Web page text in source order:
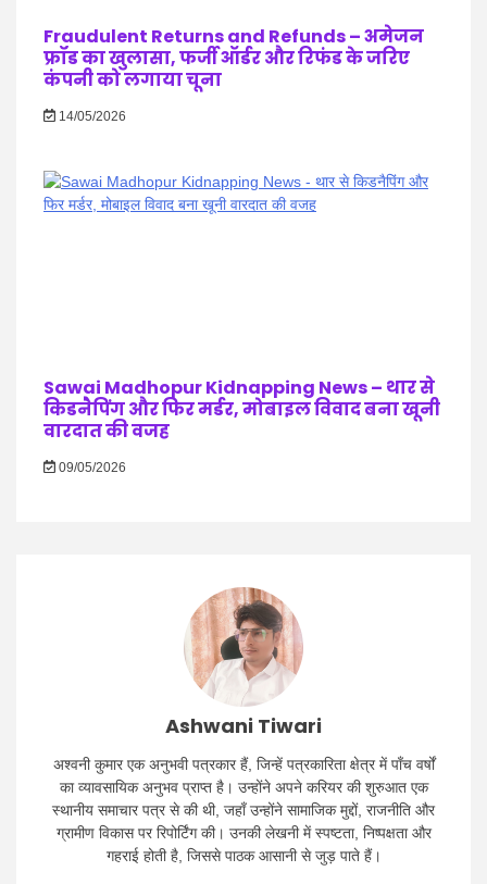
Fraudulent Returns and Refunds – अमेजन
फ्रॉड का खुलासा, फर्जी ऑर्डर और रिफंड के जरिए
कंपनी को लगाया चूना
14/05/2026
Sawai Madhopur Kidnapping News – थार से
किडनैपिंग और फिर मर्डर, मोबाइल विवाद बना खूनी
वारदात की वजह
09/05/2026
Ashwani Tiwari
अश्वनी कुमार एक अनुभवी पत्रकार हैं, जिन्हें पत्रकारिता क्षेत्र में पाँच वर्षों
का व्यावसायिक अनुभव प्राप्त है। उन्होंने अपने करियर की शुरुआत एक
स्थानीय समाचार पत्र से की थी, जहाँ उन्होंने सामाजिक मुद्दों, राजनीति और
ग्रामीण विकास पर रिपोर्टिंग की। उनकी लेखनी में स्पष्टता, निष्पक्षता और
गहराई होती है, जिससे पाठक आसानी से जुड़ पाते हैं।